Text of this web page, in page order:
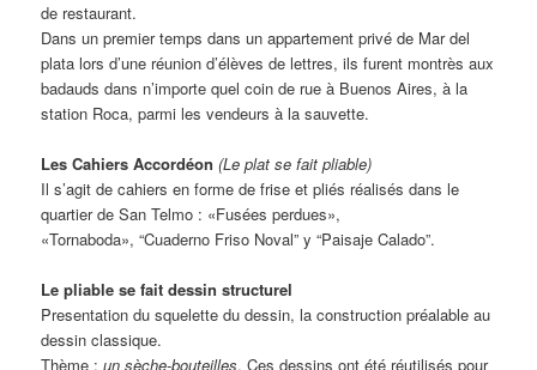
de restaurant.
Dans un premier temps dans un appartement privé de Mar del
plata lors d’une réunion d’élèves de lettres, ils furent montrès aux
badauds dans n’importe quel coin de rue à Buenos Aires, à la
station Roca, parmi les vendeurs à la sauvette.
Les Cahiers Accordéon (Le plat se fait pliable)
Il s’agit de cahiers en forme de frise et pliés réalisés dans le
quartier de San Telmo : «Fusées perdues»,
«Tornaboda», “Cuaderno Friso Noval” y “Paisaje Calado”.
Le pliable se fait dessin structurel
Presentation du squelette du dessin, la construction préalable au
dessin classique.
Thème :un sèche-bouteilles. Ces dessins ont été réutilisés pour